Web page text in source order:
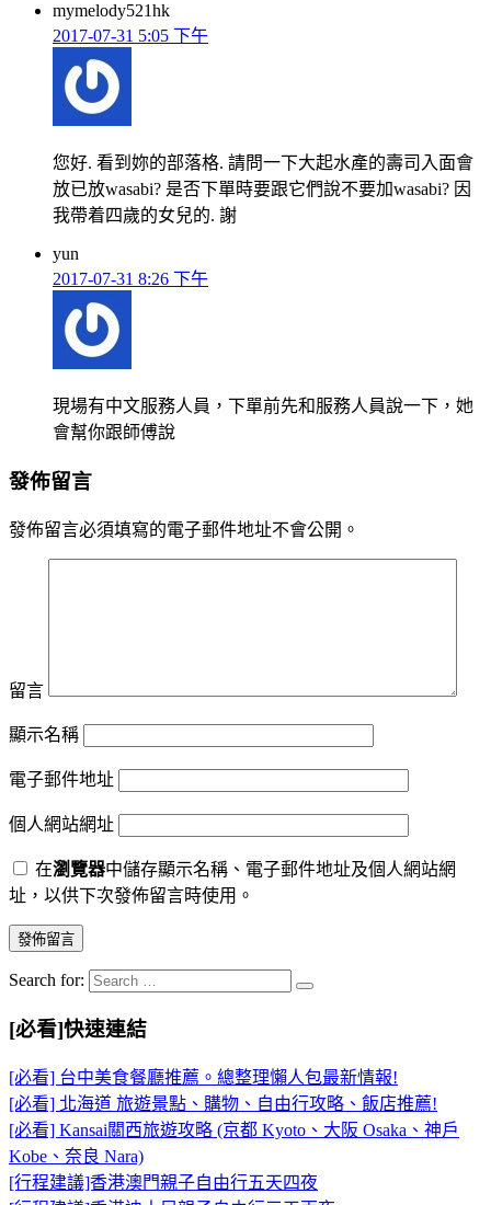
mymelody521hk
2017-07-31 5:05 下午
您好. 看到妳的部落格. 請問一下大起水產的壽司入面會
放已放wasabi? 是否下單時要跟它們說不要加wasabi? 因
我帶着四歲的女兒的. 謝
yun
2017-07-31 8:26 下午
現場有中文服務人員，下單前先和服務人員說一下，她
會幫你跟師傅說
發佈留言
發佈留言必須填寫的電子郵件地址不會公開。
留言
顯示名稱
電子郵件地址
個人網站網址
在瀏覽器中儲存顯示名稱、電子郵件地址及個人網站網
址，以供下次發佈留言時使用。
Search for:
[必看]快速連結
[必看] 台中美食餐廳推薦。總整理懶人包最新情報!
[必看] 北海道 旅遊景點、購物、自由行攻略、飯店推薦!
[必看] Kansai關西旅遊攻略 (京都 Kyoto、大阪 Osaka、神戶
Kobe、奈良 Nara)
[行程建議]香港澳門親子自由行五天四夜